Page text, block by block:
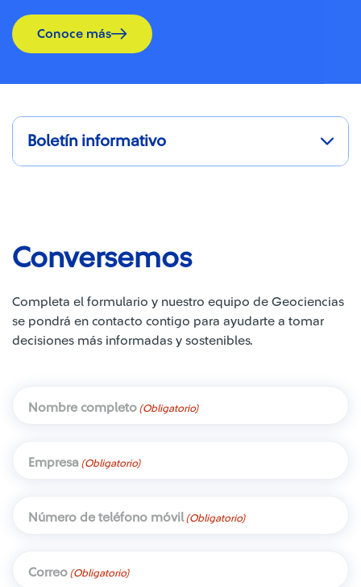
Conoce más
Boletín informativo
Conversemos
Completa el formulario y nuestro equipo de Geociencias
se pondrá en contacto contigo para ayudarte a tomar
decisiones más informadas y sostenibles.
Nombre completo (Obligatorio)
Empresa (Obligatorio)
Número de teléfono móvil (Obligatorio)
Correo (Obligatorio)